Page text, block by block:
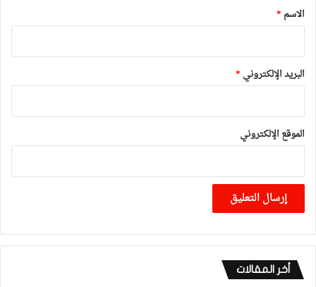
*
الاسم *
البريد الإلكتروني *
الموقع الإلكتروني
أخر المقالات